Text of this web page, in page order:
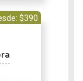
$390